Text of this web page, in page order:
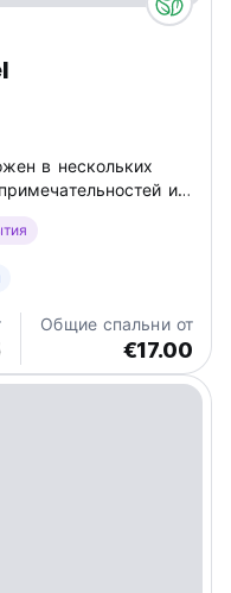
в нескольких
и
не слишком
гостям
Общие спальни от
€17.00